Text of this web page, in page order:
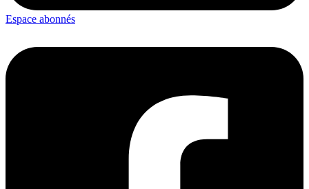
Espace abonnés